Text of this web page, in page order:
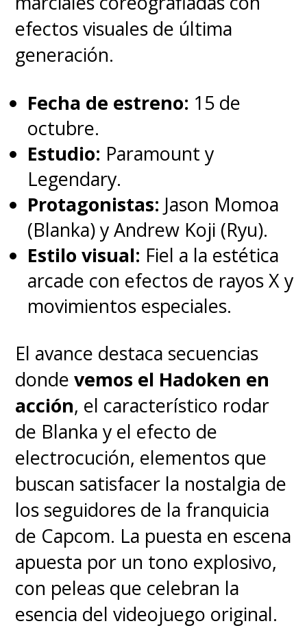
ElSAG-AFTRA,en paro
simultáneo junto al Sindicato de
Guionistas (WGA) por primera
no ha vuelto a
entablar diálogo con la alianza
desde que rompió sus
negociaciones en julio, aunque
sus representantes han
expresado en numerosas
ocasiones queestán listos para
retomarlas.
efectos visuales de última
generación.
Fecha de estreno: 15 de
octubre.
Estudio: Paramount y
Legendary.
Protagonistas: Jason Momoa
(Blanka) y Andrew Koji (Ryu).
Estilo visual: Fiel a la estética
arcade con efectos de rayos X y
movimientos especiales.
El avance destaca secuencias
dondevemos el Hadoken en
acción, el característico rodar
de Blanka y el efecto de
electrocución, elementos que
buscan satisfacer la nostalgia de
los seguidores de la franquicia
de Capcom. La puesta en escena
apuesta por un tono explosivo,
con peleas que celebran la
esencia del videojuego original.